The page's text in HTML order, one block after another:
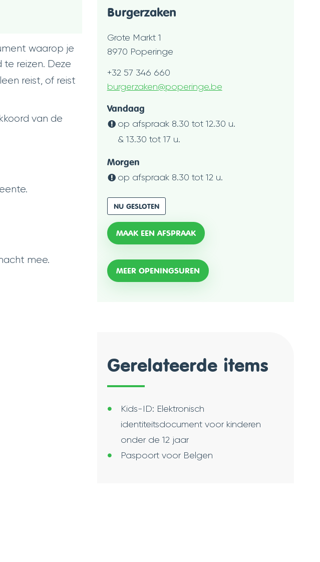
waarop je
reizen. Deze
reist, of reist
van de
mee.
Burgerzaken
Adres
Grote Markt 1
,8970 Poperinge
Tel.
+32 57 346 660
E-
burgerzaken@poperinge.be
Openingsuren
Vandaag
op afspraak 8.30 tot 12.30 u.
& 13.30 tot 17 u.
Morgen
op afspraak 8.30 tot 12 u.
NU GESLOTEN
MAAK EEN AFSPRAAK
MEER OPENINGSURENBURGERZAKEN
Gerelateerde items
Kids-ID: Elektronisch
identiteitsdocument voor kinderen
onder de 12 jaar
Paspoort voor Belgen